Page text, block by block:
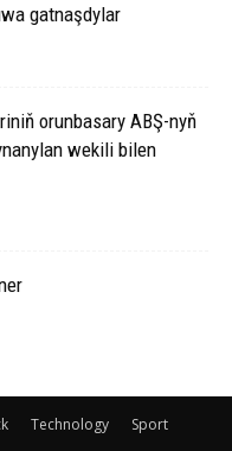
gatnaşdylar
orunbasary ABŞ-nyň
wekili bilen
Technology Sport